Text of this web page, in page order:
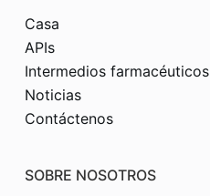
Casa
APIs
Intermedios farmacéuticos
Noticias
Contáctenos
SOBRE NOSOTROS